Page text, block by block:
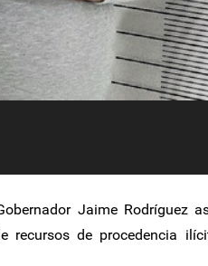
Jaime Rodríguez
de procedencia